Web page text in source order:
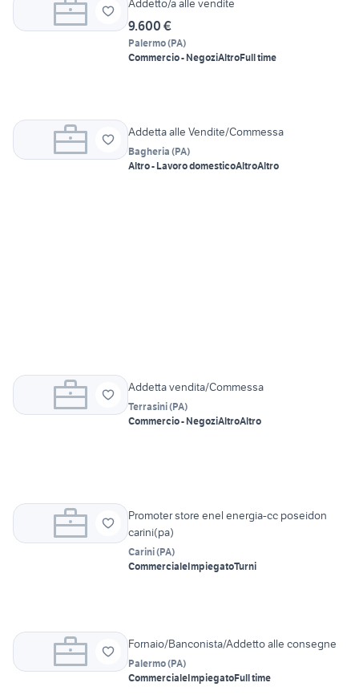
9.600 €
Palermo(PA)
Commercio - NegoziAltroFull time
Addetta alle Vendite/Commessa
Bagheria (PA)
Altro - Lavoro domesticoAltroAltro
Addetta vendita/Commessa
Terrasini(PA)
Commercio - NegoziAltroAltro
Promoter store enel energia-cc poseidon
carini(pa)
Carini(PA)
CommercialeImpiegatoTurni
Fornaio/Banconista/Addetto alle consegne
Palermo(PA)
CommercialeImpiegatoFull time